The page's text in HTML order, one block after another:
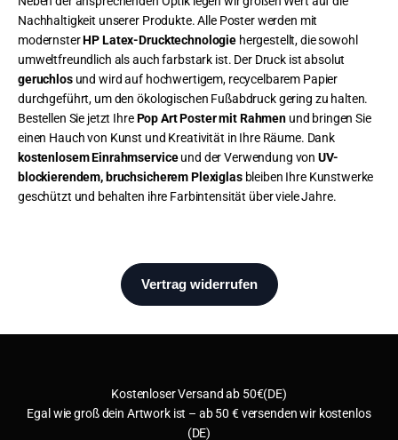
Nachhaltigkeit unserer Produkte. Alle Poster werden mit
modernsterHP Latex-Drucktechnologiehergestellt, die sowohl
umweltfreundlich als auch farbstark ist. Der Druck ist absolut
geruchlosund wird auf hochwertigem, recycelbarem Papier
durchgeführt, um den ökologischen Fußabdruck gering zu halten.
Bestellen Sie jetzt IhrePop Art Poster mit Rahmen und bringen Sie
einen Hauch von Kunst und Kreativität in Ihre Räume. Dank
kostenlosem Einrahmserviceund der Verwendung vonUV-
blockierendem, bruchsicherem Plexiglasbleiben Ihre Kunstwerke
geschützt und behalten ihre Farbintensität über viele Jahre.
Kostenloser Versand ab 50€(DE)
Egal wie groß dein Artwork ist – ab 50 € versenden wir kostenlos
(DE)